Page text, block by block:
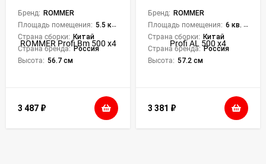
Бренд: ROMMER
Площадь помещения: 5.5 кв. м.
Страна сборки: Китай
Страна бренда: Россия
Высота: 56.7 см
3 487 ₽
Бренд: ROMMER
Площадь помещения: 6 кв. м.
Страна сборки: Китай
Страна бренда: Россия
Высота: 57.2 см
3 381 ₽